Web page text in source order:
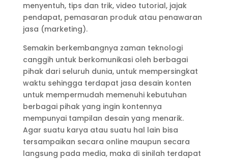
menyentuh, tips dan trik, video tutorial, jajak
pendapat, pemasaran produk atau penawaran
jasa (marketing).
Semakin berkembangnya zaman teknologi
canggih untuk berkomunikasi oleh berbagai
pihak dari seluruh dunia, untuk mempersingkat
waktu sehingga terdapat jasa desain konten
untuk mempermudah memenuhi kebutuhan
berbagai pihak yang ingin kontennya
mempunyai tampilan desain yang menarik.
Agar suatu karya atau suatu hal lain bisa
tersampaikan secara online maupun secara
langsung pada media, maka di sinilah terdapat